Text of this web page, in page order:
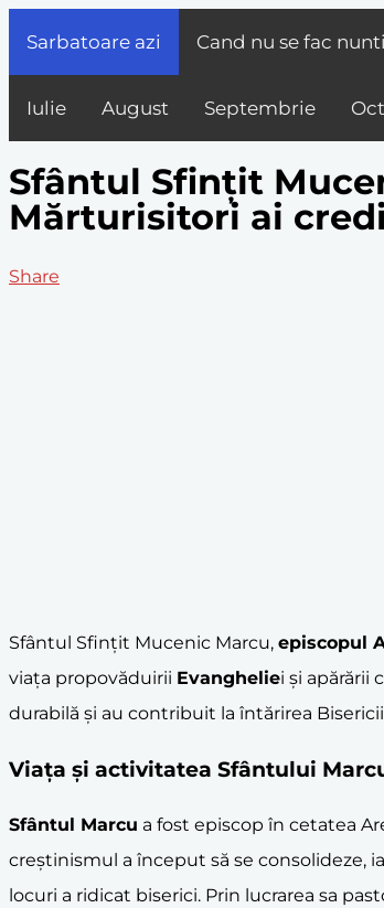
Sarbatoare azi Cand nu se fac
Iulie August Septembrie
Sfântul Sfințit
Mărturisitori ai
Share
Sfântul Sfințit Mucenic Marcu, episcopul
viața propovăduirii Evangheliei și apărării
durabilă și au contribuit la întărirea
Viața și activitatea Sfântului
Sfântul Marcu a fost episcop în cetatea
creștinismul a început să se consolideze,
locuri a ridicat biserici. Prin lucrarea sa